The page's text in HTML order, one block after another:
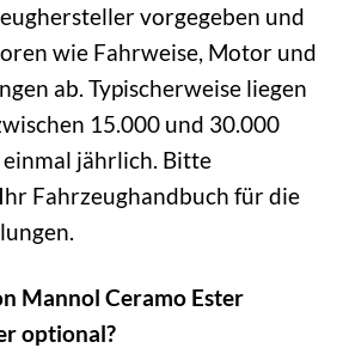
vorgegeben und
wie Fahrweise, Motor und
ab. Typischerweise liegen
15.000 und 30.000
jährlich. Bitte
Fahrzeughandbuch für die
Mannol Ceramo Ester
optional?